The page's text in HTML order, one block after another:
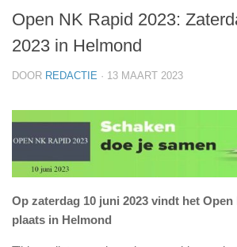
Open NK Rapid 2023:
2023 in Helmond
DOOR REDACTIE · 13 MAART 2023
Op zaterdag 10 juni 2023 vindt het
plaats in Helmond